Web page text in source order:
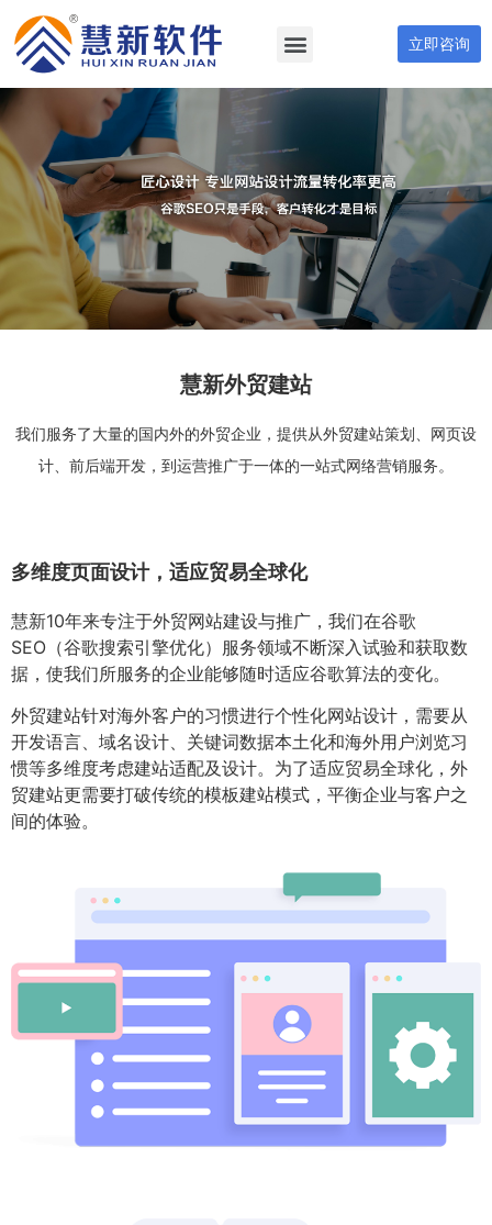
立即咨询
慧新外贸建站
我们服务了大量的国内外的外贸企业，提供从外贸建站策划、网页设
计、前后端开发，到运营推广于一体的一站式网络营销服务。
多维度页面设计，适应贸易全球化
慧新10年来专注于外贸网站建设与推广，我们在谷歌
SEO（谷歌搜索引擎优化）服务领域不断深入试验和获取数
据，使我们所服务的企业能够随时适应谷歌算法的变化。
外贸建站针对海外客户的习惯进行个性化网站设计，需要从
开发语言、域名设计、关键词数据本土化和海外用户浏览习
惯等多维度考虑建站适配及设计。为了适应贸易全球化，外
贸建站更需要打破传统的模板建站模式，平衡企业与客户之
间的体验。